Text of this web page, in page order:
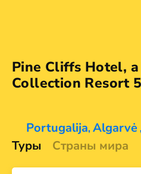
Pine Cliffs Hotel,
Collection Resort
Portugalija, Algarvė
Туры
Страны мира